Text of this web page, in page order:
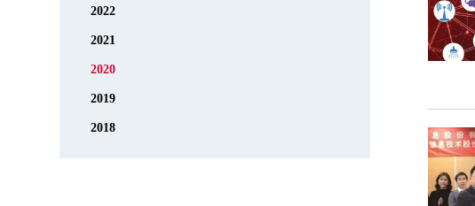
2022
2021
2020
2019
2018